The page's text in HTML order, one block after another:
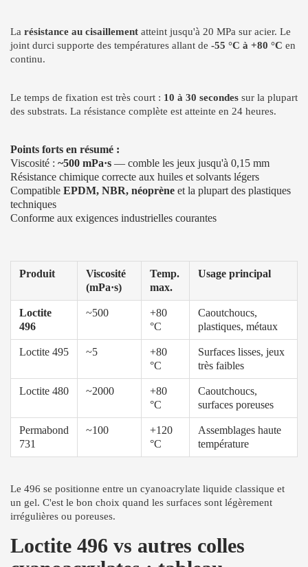
La résistance au cisaillement atteint jusqu'à 20 MPa sur acier. Le
joint durci supporte des températures allant de -55 °C à +80 °C en
continu.
Le temps de fixation est très court : 10 à 30 secondes sur la plupart
des substrats. La résistance complète est atteinte en 24 heures.
Points forts en résumé :
Viscosité : ~500 mPa·s — comble les jeux jusqu'à 0,15 mm
Résistance chimique correcte aux huiles et solvants légers
Compatible EPDM, NBR, néoprène et la plupart des plastiques
techniques
Conforme aux exigences industrielles courantes
Produit
Viscosité
(mPa·s)
Temp.
max.
Usage principal
Loctite
496
~500
+80
°C
Caoutchoucs,
plastiques, métaux
Loctite 495 ~5
+80
°C
Surfaces lisses, jeux
très faibles
Loctite 480 ~2000
+80
°C
Caoutchoucs,
surfaces poreuses
Permabond
731
~100
+120
°C
Assemblages haute
température
Le 496 se positionne entre un cyanoacrylate liquide classique et
un gel. C'est le bon choix quand les surfaces sont légèrement
irrégulières ou poreuses.
Loctite 496 vs autres colles